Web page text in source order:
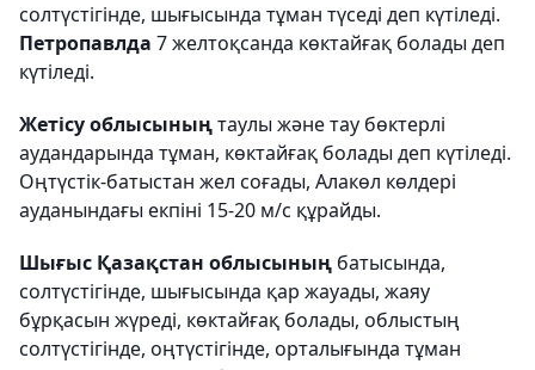
солтүстігінде, шығысында тұман түседі деп күтіледі.
Петропавлда 7 желтоқсанда көктайғақ болады деп
күтіледі.
Жетісу облысыныңтаулы және тау бөктерлі
аудандарында тұман, көктайғақ болады деп күтіледі.
Оңтүстік-батыстан жел соғады, Алакөл көлдері
ауданындағы екпіні 15-20 м/с құрайды.
Шығыс Қазақстан облысының батысында,
солтүстігінде, шығысында қар жауады, жаяу
бұрқасын жүреді, көктайғақ болады, облыстың
солтүстігінде, оңтүстігінде, орталығында тұман